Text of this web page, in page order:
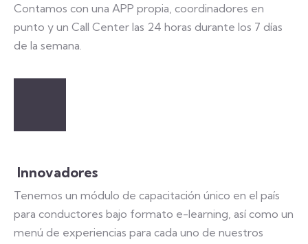
Contamos con una APP propia, coordinadores en
punto y un Call Center las 24 horas durante los 7 días
de la semana.
Innovadores​
Tenemos un módulo de capacitación único en el país
para conductores bajo formato e-learning, así como un
menú de experiencias para cada uno de nuestros